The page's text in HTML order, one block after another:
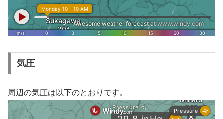
気圧
周辺の気圧は以下のとおりです。